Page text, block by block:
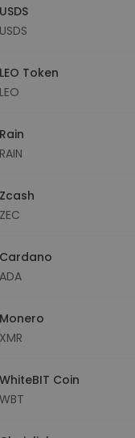
USDS
USDS
LEO Token
LEO
Rain
RAIN
Zcash
ZEC
Cardano
ADA
Monero
XMR
WhiteBIT Coin
WBT